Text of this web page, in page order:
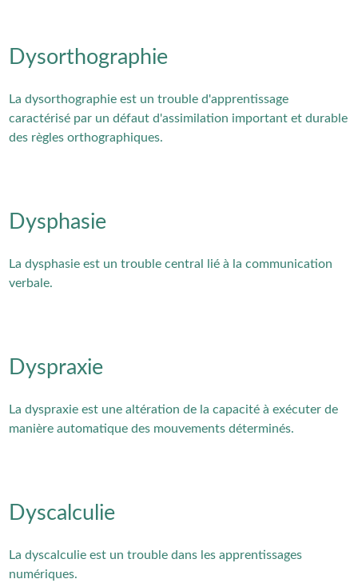
Dysorthographie
La dysorthographie est un trouble d'apprentissage
caractérisé par un défaut d'assimilation important et durable
des règles orthographiques.
Dysphasie
La dysphasie est un trouble central lié à la communication
verbale.
Dyspraxie
La dyspraxie est une altération de la capacité à exécuter de
manière automatique des mouvements déterminés.
Dyscalculie
La dyscalculie est un trouble dans les apprentissages
numériques.